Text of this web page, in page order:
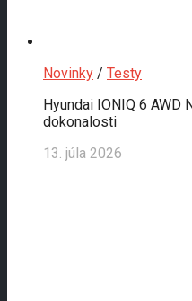
Novinky / Testy
Hyundai IONIQ 6
dokonalosti
13. júla 2026